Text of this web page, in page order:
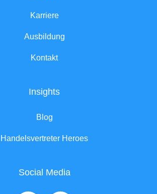
Karriere
Ausbildung
Kontakt
Insights
Blog
Handelsvertreter Heroes
Social Media